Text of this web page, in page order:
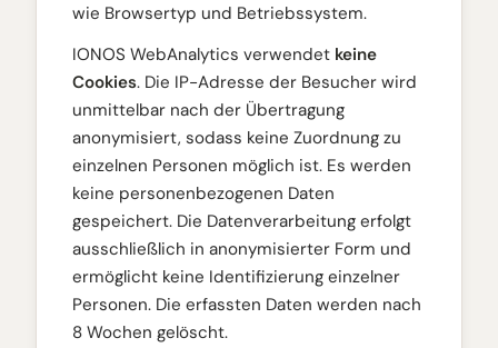
wie Browsertyp und Betriebssystem.
IONOS WebAnalytics verwendet keine
Cookies. Die IP-Adresse der Besucher wird
unmittelbar nach der Übertragung
anonymisiert, sodass keine Zuordnung zu
einzelnen Personen möglich ist. Es werden
keine personenbezogenen Daten
gespeichert. Die Datenverarbeitung erfolgt
ausschließlich in anonymisierter Form und
ermöglicht keine Identifizierung einzelner
Personen. Die erfassten Daten werden nach
8 Wochen gelöscht.